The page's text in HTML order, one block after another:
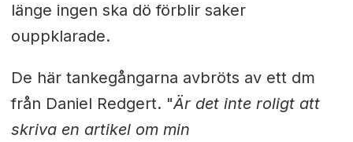
länge ingen ska dö förblir saker
ouppklarade.
De här tankegångarna avbröts av ett dm
från Daniel Redgert. "Är det inte roligt att
skriva en artikel om min